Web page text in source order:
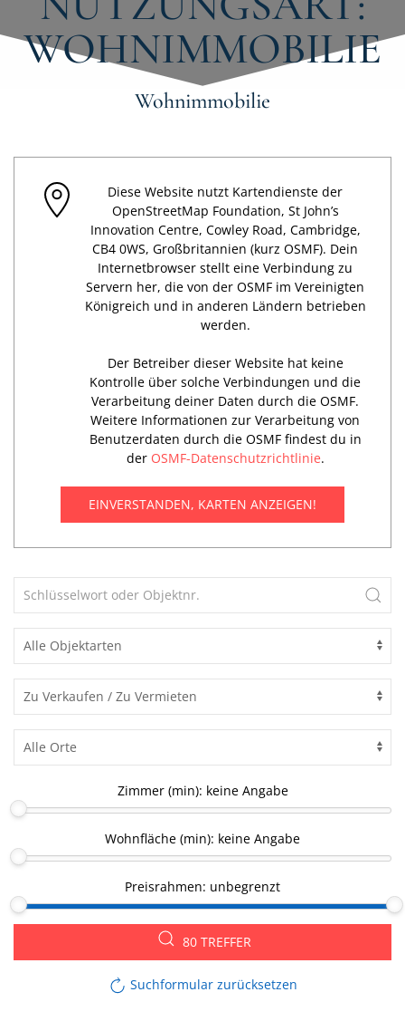
WOHNIMMOBILIE
Wohnimmobilie
Diese Website nutzt Kartendienste der
OpenStreetMap Foundation, St John’s
Innovation Centre, Cowley Road, Cambridge,
CB4 0WS, Großbritannien (kurz OSMF). Dein
Internetbrowser stellt eine Verbindung zu
Servern her, die von der OSMF im Vereinigten
Königreich und in anderen Ländern betrieben
werden.
Der Betreiber dieser Website hat keine
Kontrolle über solche Verbindungen und die
Verarbeitung deiner Daten durch die OSMF.
Weitere Informationen zur Verarbeitung von
Benutzerdaten durch die OSMF findest du in
der OSMF-Datenschutzrichtlinie.
EINVERSTANDEN, KARTEN ANZEIGEN!
Zimmer (min): keine Angabe
Wohnfläche (min): keine Angabe
Preisrahmen: unbegrenzt
80 TREFFER
Suchformular zurücksetzen